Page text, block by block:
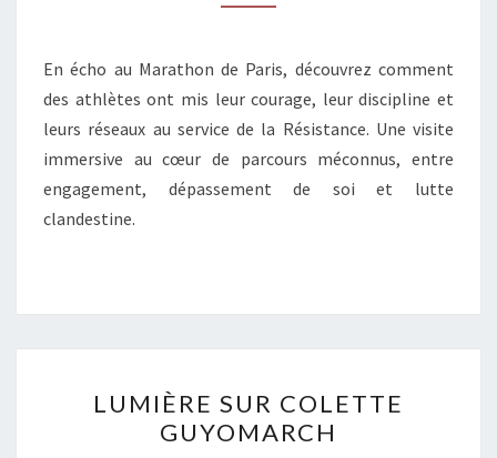
DE
RÉSISTANCE
LE
12
AVRIL
2026
En écho au Marathon de Paris, découvrez comment
des athlètes ont mis leur courage, leur discipline et
leurs réseaux au service de la Résistance. Une visite
immersive au cœur de parcours méconnus, entre
engagement, dépassement de soi et lutte
clandestine.
SUR
COLETTE
LUMIÈRE SUR COLETTE
GUYOMARCH